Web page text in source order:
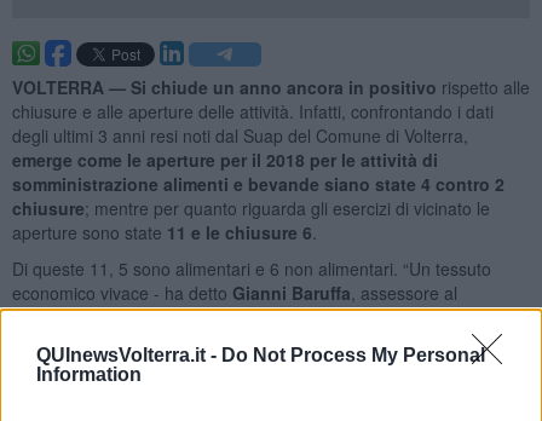
QUInewsVolterra.it - Do Not Process My Personal
Information
VOLTERRA — Si chiude un anno ancora in positivo rispetto alle
chiusure e alle aperture delle attività. Infatti, confrontando i dati
degli ultimi 3 anni resi noti dal Suap del Comune di Volterra,
emerge come le aperture per il 2018 per le attività di
somministrazione alimenti e bevande siano state 4 contro 2
chiusure; mentre per quanto riguarda gli esercizi di vicinato le
aperture sono state 11 e le chiusure 6
Di queste 11, 5 sono alimentari e 6 non alimentari. “Un tessuto
economico vivace - ha detto Gianni Baruffa , assessore al
commercio e turismo - che sembra per il momento non sentire la